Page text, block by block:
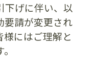
下げに伴い、以
要請が変更され
にはご理解と